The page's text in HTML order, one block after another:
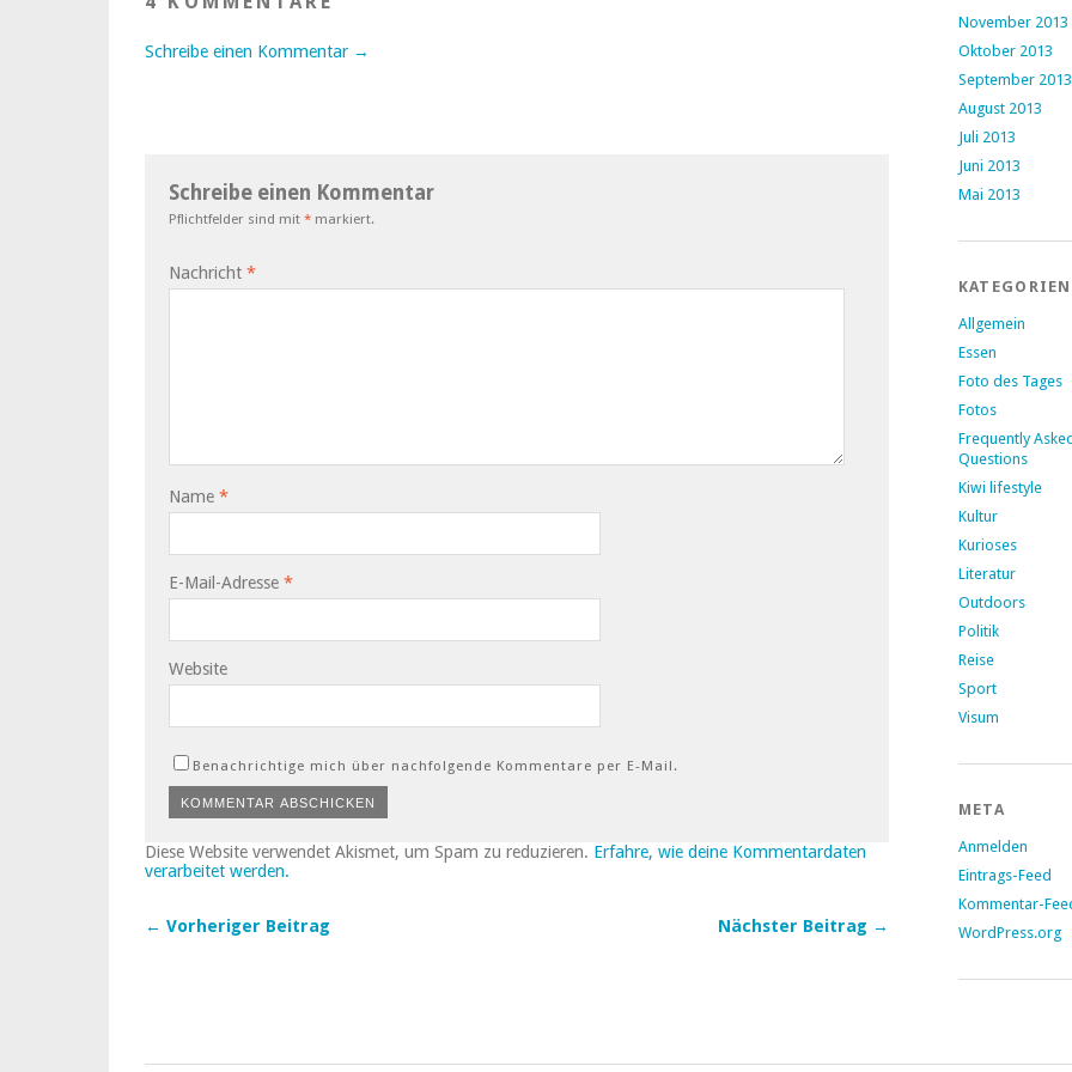
Schreibe einen Kommentar →
Schreibe einen Kommentar
Pflichtfelder sind mit * markiert.
Nachricht *
Name *
E-Mail-Adresse *
Website
Benachrichtige mich über nachfolgende Kommentare per E-Mail.
Diese Website verwendet Akismet, um Spam zu reduzieren. Erfahre, wie deine Kommentardaten
verarbeitet werden.
← Vorheriger Beitrag Nächster Beitrag →
November 2013
Oktober 2013
September 2013
August 2013
Juli 2013
Juni 2013
Mai 2013
KATEGORIEN
Allgemein
Essen
Foto des Tages
Fotos
Frequently
Questions
Kiwi lifestyle
Kultur
Kurioses
Literatur
Outdoors
Politik
Reise
Sport
Visum
META
Anmelden
Eintrags-Feed
Kommentar-
WordPress.org